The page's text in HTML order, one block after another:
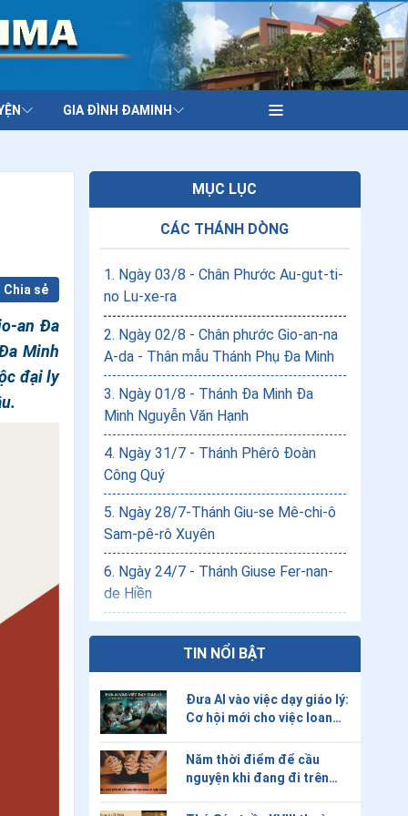
GIA ĐÌNH ĐAMINH
Chia sẻ
an Đa
Minh
đại ly
MỤC LỤC
CÁC THÁNH DÒNG
1. Ngày 03/8 - Chân Phước Au-gut-ti-
no Lu-xe-ra
2. Ngày 02/8 - Chân phước Gio-an-na
A-da - Thân mẫu Thánh Phụ Đa Minh
3. Ngày 01/8 - Thánh Đa Minh Đa
Minh Nguyễn Văn Hạnh
4. Ngày 31/7 - Thánh Phêrô Đoàn
Công Quý
5. Ngày 28/7-Thánh Giu-se Mê-chi-ô
Sam-pê-rô Xuyên
6. Ngày 24/7 - Thánh Giuse Fer-nan-
de Hiền
8.Ngày 20/7-Thánh Giu-se Ma-ri-a Di-
az San-ju-ro An
9.Ngày 18/7-Chân phước Ba-tô-lô-
mê-ô Phê-nan-đê
10.Ngày 17/7 - Chân phước Xét-Lao
TIN NỔI BẬT
Đưa AI vào việc dạy giáo lý:
Cơ hội mới cho việc loan
Năm thời điểm để cầu
nguyện khi đang đi trên